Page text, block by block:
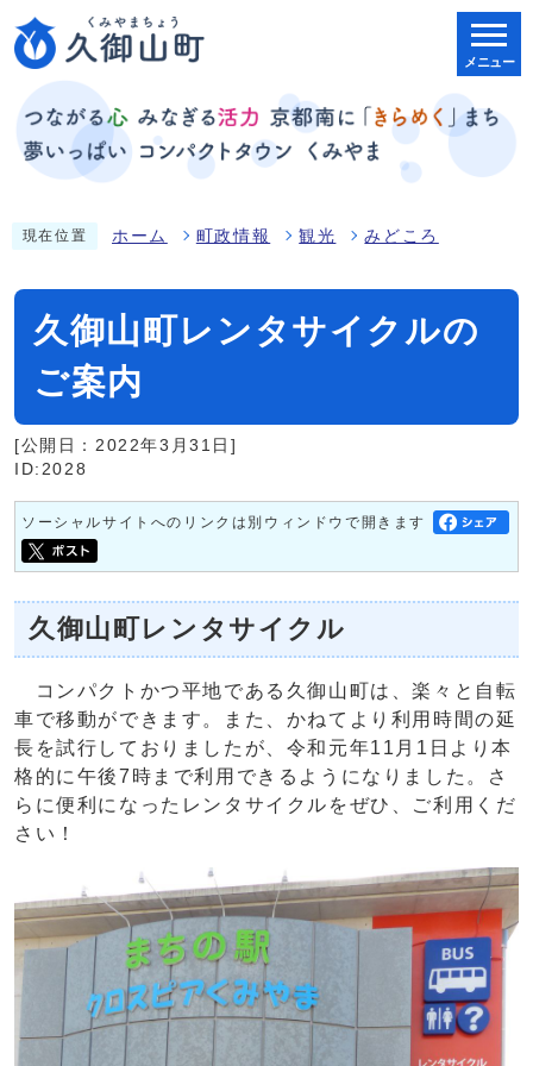
メニュー
現在位置 ホーム 町政情報 観光 みどころ
久御山町レンタサイクルの
ご案内
[公開日：2022年3月31日]
ID:2028
ソーシャルサイトへのリンクは別ウィンドウで開きます
久御山町レンタサイクル
コンパクトかつ平地である久御山町は、楽々と自転
車で移動ができます。また、かねてより利用時間の延
長を試行しておりましたが、令和元年11月1日より本
格的に午後7時まで利用できるようになりました。さ
らに便利になったレンタサイクルをぜひ、ご利用くだ
さい！